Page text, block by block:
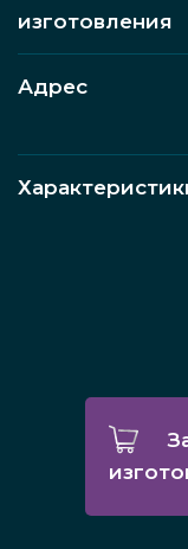
изготовления
Адрес